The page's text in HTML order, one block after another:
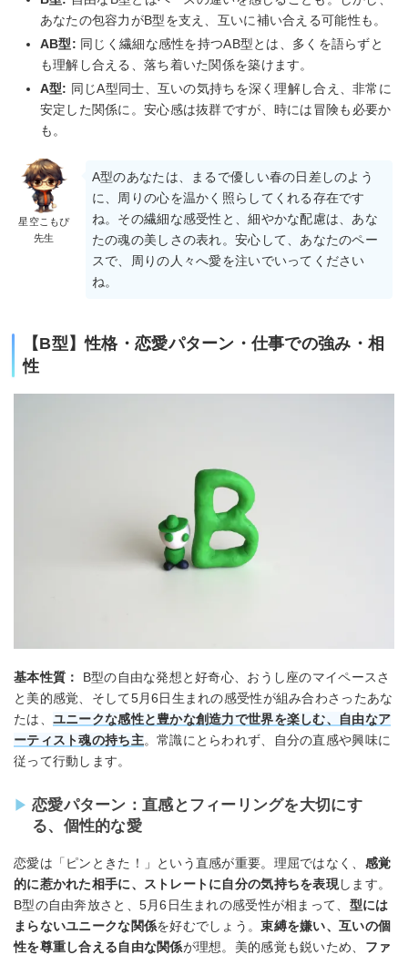
あなたの包容力がB型を支え、互いに補い合える可能性も。
AB型: 同じく繊細な感性を持つAB型とは、多くを語らずと
も理解し合える、落ち着いた関係を築けます。
A型: 同じA型同士、互いの気持ちを深く理解し合え、非常に
安定した関係に。安心感は抜群ですが、時には冒険も必要か
も。
星空こもぴ
先生
A型のあなたは、まるで優しい春の日差しのよう
に、周りの心を温かく照らしてくれる存在です
ね。その繊細な感受性と、細やかな配慮は、あな
たの魂の美しさの表れ。安心して、あなたのペー
スで、周りの人々へ愛を注いでいってください
ね。
【B型】性格・恋愛パターン・仕事での強み・相
性
基本性質：
B型の自由な発想と好奇心、おうし座のマイペースさ
と美的感覚、そして5月6日生まれの感受性が組み合わさったあな
たは、 ユニークな感性と豊かな創造力で世界を楽しむ、自由なア
ーティスト魂の持ち主。常識にとらわれず、自分の直感や興味に
従って行動します。
恋愛パターン：直感とフィーリングを大切にす
る、個性的な愛
恋愛は「ピンときた！」という直感が重要。理屈ではなく、 感覚
的に惹かれた相手に、ストレートに自分の気持ちを表現します。
B型の自由奔放さと、5月6日生まれの感受性が相まって、 型には
まらないユニークな関係を好むでしょう。束縛を嫌い、互いの個
性を尊重し合える自由な関係が理想。美的感覚も鋭いため、 ファ